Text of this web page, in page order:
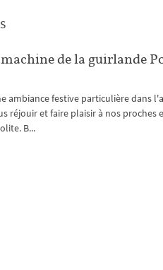
de la guirlande
ambiance festive particulière dans
réjouir et faire plaisir à nos proches
B...